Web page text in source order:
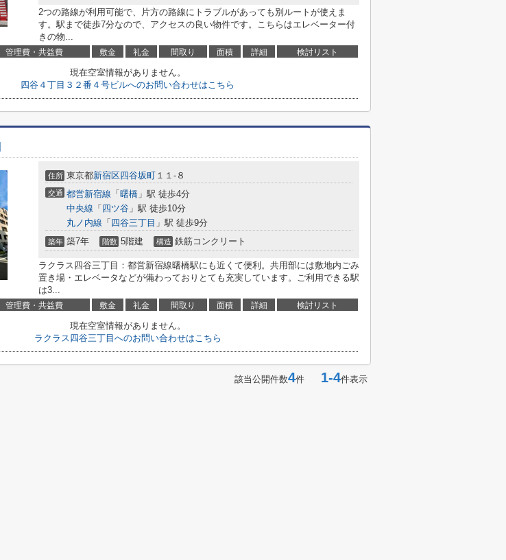
2つの路線が利用可能で、片方の路線にトラブルがあっても別ルートが使えま
す。駅まで徒歩7分なので、アクセスの良い物件です。こちらはエレベーター付
きの物...
管理費・共益費 敷金 礼金 間取り 面積 詳細 検討リスト
現在空室情報がありません。
四谷４丁目３２番４号ビルへのお問い合わせはこちら
住所 東京都新宿区四谷坂町 １１-８
交通 都営新宿線 「 曙橋 」駅 徒歩4分
中央線 「 四ツ谷 」駅 徒歩10分
丸ノ内線 「 四谷三丁目 」駅 徒歩9分
築年 築7年 階数 5階建 構造 鉄筋コンクリート
ラクラス四谷三丁目：都営新宿線曙橋駅にも近くて便利。共用部には敷地内ごみ
置き場・エレベータなどが備わっておりとても充実しています。ご利用できる駅
は3...
管理費・共益費 敷金 礼金 間取り 面積 詳細 検討リスト
現在空室情報がありません。
ラクラス四谷三丁目へのお問い合わせはこちら
該当公開件数4件 1-4件表示